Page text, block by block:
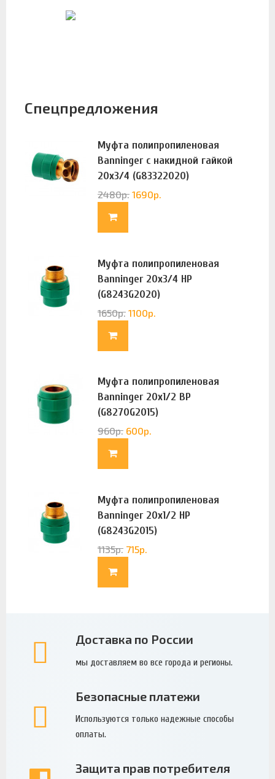
Спецпредложения
Муфта полипропиленовая
Banninger с накидной гайкой
20х3/4 (G83322020)
2480р. 1690р.
Муфта полипропиленовая
Banninger 20х3/4 НР
(G8243G2020)
1650р. 1100р.
Муфта полипропиленовая
Banninger 20х1/2 ВР
(G8270G2015)
960р. 600р.
Муфта полипропиленовая
Banninger 20х1/2 НР
(G8243G2015)
1135р. 715р.
Доставка по России
мы доставляем во все города и регионы.
Безопасные платежи
Используются только надежные способы
оплаты.
Защита прав потребителя